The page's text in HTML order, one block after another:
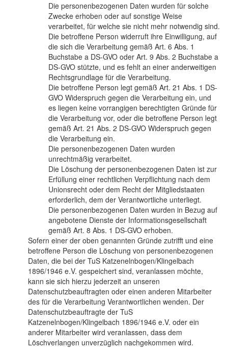
Die personenbezogenen Daten wurden für solche
Zwecke erhoben oder auf sonstige Weise
verarbeitet, für welche sie nicht mehr notwendig sind.
Die betroffene Person widerruft ihre Einwilligung, auf
die sich die Verarbeitung gemäß Art. 6 Abs. 1
Buchstabe a DS-GVO oder Art. 9 Abs. 2 Buchstabe a
DS-GVO stützte, und es fehlt an einer anderweitigen
Rechtsgrundlage für die Verarbeitung.
Die betroffene Person legt gemäß Art. 21 Abs. 1 DS-
GVO Widerspruch gegen die Verarbeitung ein, und
es liegen keine vorrangigen berechtigten Gründe für
die Verarbeitung vor, oder die betroffene Person legt
gemäß Art. 21 Abs. 2 DS-GVO Widerspruch gegen
die Verarbeitung ein.
Die personenbezogenen Daten wurden
unrechtmäßig verarbeitet.
Die Löschung der personenbezogenen Daten ist zur
Erfüllung einer rechtlichen Verpflichtung nach dem
Unionsrecht oder dem Recht der Mitgliedstaaten
erforderlich, dem der Verantwortliche unterliegt.
Die personenbezogenen Daten wurden in Bezug auf
angebotene Dienste der Informationsgesellschaft
gemäß Art. 8 Abs. 1 DS-GVO erhoben.
Sofern einer der oben genannten Gründe zutrifft und eine
betroffene Person die Löschung von personenbezogenen
Daten, die bei der TuS Katzenelnbogen/Klingelbach
1896/1946 e.V. gespeichert sind, veranlassen möchte,
kann sie sich hierzu jederzeit an unseren
Datenschutzbeauftragten oder einen anderen Mitarbeiter
des für die Verarbeitung Verantwortlichen wenden. Der
Datenschutzbeauftragte der TuS
Katzenelnbogen/Klingelbach 1896/1946 e.V. oder ein
anderer Mitarbeiter wird veranlassen, dass dem
Löschverlangen unverzüglich nachgekommen wird.